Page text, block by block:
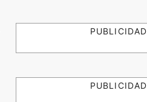
PUBLICIDAD
PUBLICIDAD